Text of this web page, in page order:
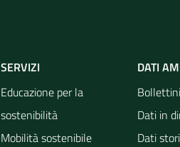
SERVIZI
Educazione per la
sostenibilità
Mobilità sostenibile
DATI
Bollettini
Dati in
Dati